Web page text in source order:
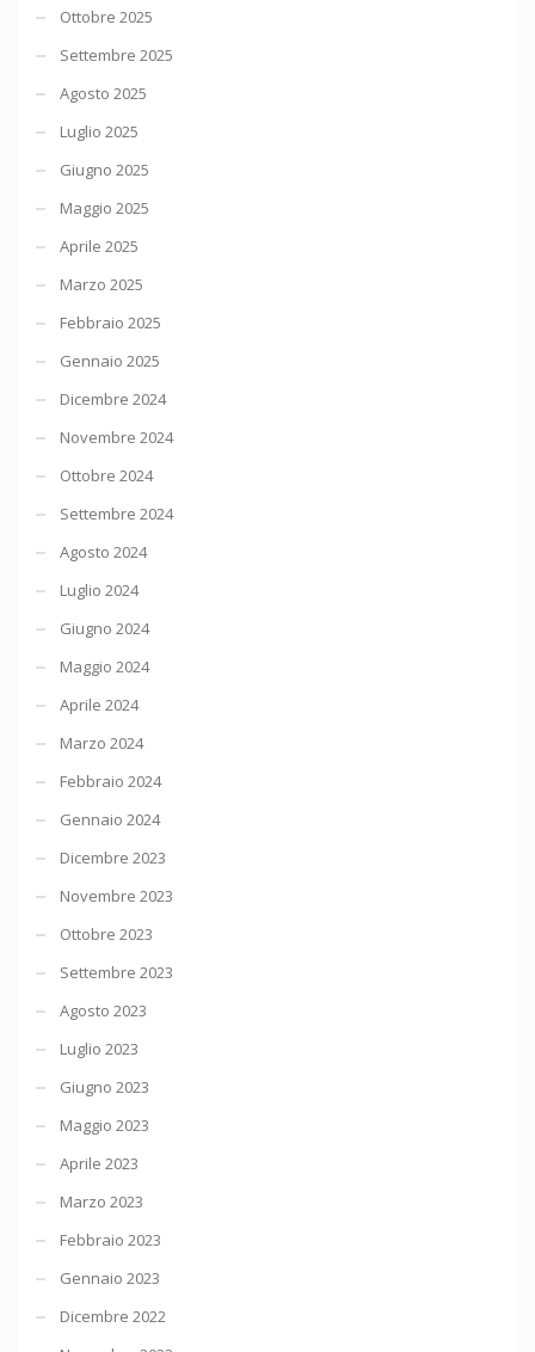
Ottobre 2025
Settembre 2025
Agosto 2025
Luglio 2025
Giugno 2025
Maggio 2025
Aprile 2025
Marzo 2025
Febbraio 2025
Gennaio 2025
Dicembre 2024
Novembre 2024
Ottobre 2024
Settembre 2024
Agosto 2024
Luglio 2024
Giugno 2024
Maggio 2024
Aprile 2024
Marzo 2024
Febbraio 2024
Gennaio 2024
Dicembre 2023
Novembre 2023
Ottobre 2023
Settembre 2023
Agosto 2023
Luglio 2023
Giugno 2023
Maggio 2023
Aprile 2023
Marzo 2023
Febbraio 2023
Gennaio 2023
Dicembre 2022